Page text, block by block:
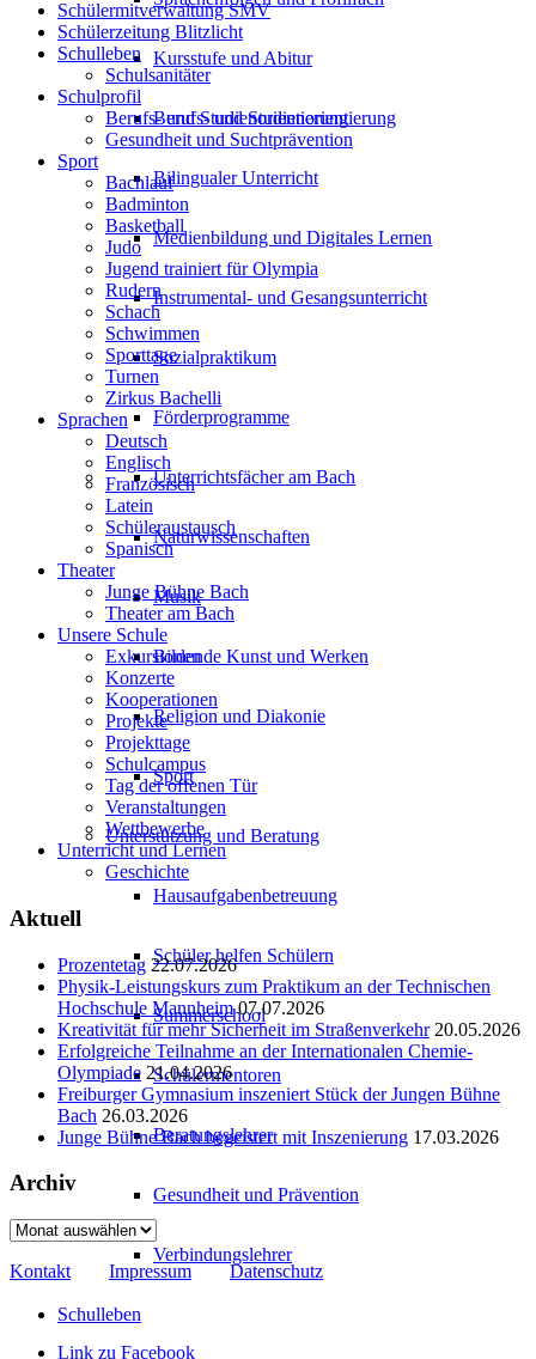
Kursstufe und Abitur
Berufs- und Studienorientierung
Bilingualer Unterricht
Medienbildung und Digitales Lernen
Instrumental- und Gesangsunterricht
Sozialpraktikum
Förderprogramme
Unterrichtsfächer am Bach
Naturwissenschaften
Musik
Bildende Kunst und Werken
Religion und Diakonie
Sport
Unterstützung und Beratung
Hausaufgabenbetreuung
Schüler helfen Schülern
Summerschool
Schülermentoren
Beratungslehrer
Gesundheit und Prävention
Verbindungslehrer
Schulleben
Schülermitverwaltung SMV
Schülerzeitung Blitzlicht
Schulleben
Schulsanitäter
Schulprofil
Berufs- und Studienorientierung
Gesundheit und Suchtprävention
Sport
Bachlauf
Badminton
Basketball
Judo
Jugend trainiert für Olympia
Rudern
Schach
Schwimmen
Sporttage
Turnen
Zirkus Bachelli
Sprachen
Deutsch
Englisch
Französisch
Latein
Schüleraustausch
Spanisch
Theater
Junge Bühne Bach
Theater am Bach
Unsere Schule
Exkursionen
Konzerte
Kooperationen
Projekte
Projekttage
Schulcampus
Tag der offenen Tür
Veranstaltungen
Wettbewerbe
Unterricht und Lernen
Geschichte
Aktuell
Prozentetag 22.07.2026
Physik-Leistungskurs zum Praktikum an der Technischen
Hochschule Mannheim 07.07.2026
Kreativität für mehr Sicherheit im Straßenverkehr 20.05.2026
Erfolgreiche Teilnahme an der Internationalen Chemie-
Olympiade 21.04.2026
Freiburger Gymnasium inszeniert Stück der Jungen Bühne
Bach 26.03.2026
Junge Bühne Bach begeistert mit Inszenierung 17.03.2026
Archiv
Archiv
Kontakt Impressum Datenschutz
Link zu Facebook